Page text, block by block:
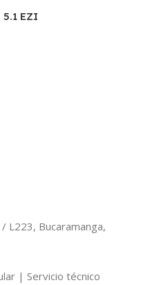
5.1 EZI
L223, Bucaramanga,
| Servicio técnico